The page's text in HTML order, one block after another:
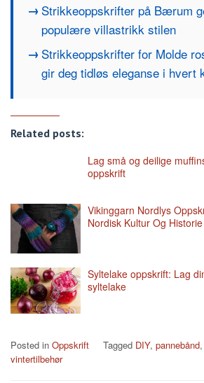
Strikkeoppskrifter på Bærum
populære villastrikk stilen
Strikkeoppskrifter for Molde
gir deg tidløs eleganse i hvert
Related posts:
Lag små og deilige
oppskrift
Vikinggarn Nordlys
Nordisk Kultur Og Historie
Syltelake oppskrift: Lag
syltelake
Posted in Oppskrift Tagged DIY, pannebånd,
vintertilbehør